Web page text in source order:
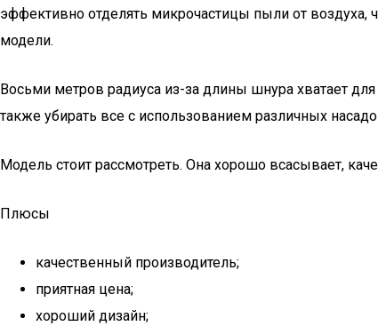
эффективно отделять микрочастицы пыли от
модели.
Восьми метров радиуса из-за длины шнура хватает
также убирать все с использованием различных
Модель стоит рассмотреть. Она хорошо всасывает,
Плюсы
качественный производитель;
приятная цена;
хороший дизайн;